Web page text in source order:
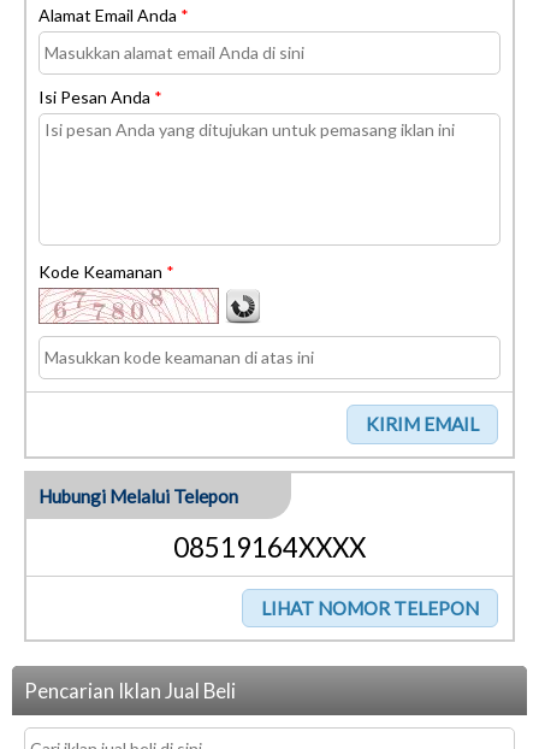
Alamat Email Anda *
Isi Pesan Anda *
Kode Keamanan *
Hubungi Melalui Telepon
08519164XXXX
Pencarian Iklan Jual Beli